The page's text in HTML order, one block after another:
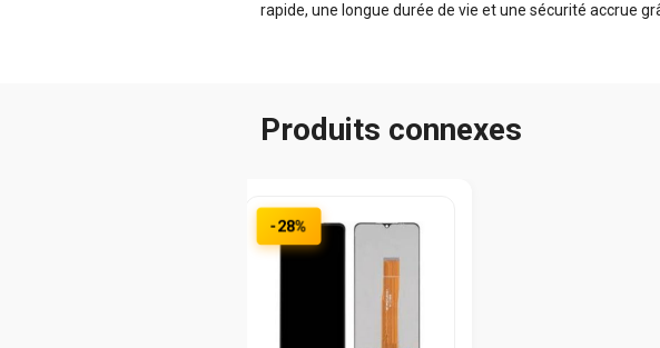
rapide, une longue durée de vie et une sécurité accrue
Produits connexes
-28%